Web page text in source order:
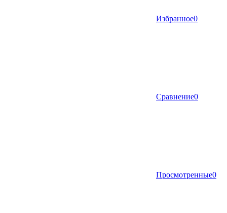
Избранное0
Сравнение0
Просмотренные0